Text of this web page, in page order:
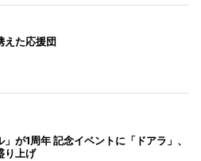
えた応援団
が1周年 記念イベントに「ドアラ」、
り上げ